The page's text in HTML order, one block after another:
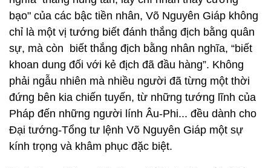
bạo" của các bậc tiền nhân, Võ Nguyên Giáp không
chỉ là một vị tướng biết đánh thắng địch bằng quân
sự, mà còn biết thắng địch bằng nhân nghĩa, “biết
khoan dung đối với kẻ địch đã đầu hàng”. Không
phải ngẫu nhiên mà nhiều người đã từng một thời
đứng bên kia chiến tuyến, từ những tướng lĩnh của
Pháp đến những người lính Âu-Phi... đều dành cho
Đại tướng-Tổng tư lệnh Võ Nguyên Giáp một sự
kính trọng và khâm phục đặc biệt.